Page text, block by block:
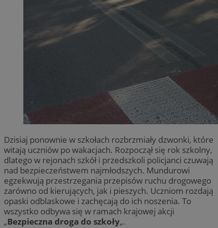
Dzisiaj ponownie w szkołach rozbrzmiały dzwonki, które
witają uczniów po wakacjach. Rozpoczął się rok szkolny,
dlatego w rejonach szkół i przedszkoli policjanci czuwają
nad bezpieczeństwem najmłodszych. Mundurowi
egzekwują przestrzegania przepisów ruchu drogowego
zarówno od kierujących, jak i pieszych. Uczniom rozdają
opaski odblaskowe i zachęcają do ich noszenia. To
wszystko odbywa się w ramach krajowej akcji
„Bezpieczna droga do szkoły„.